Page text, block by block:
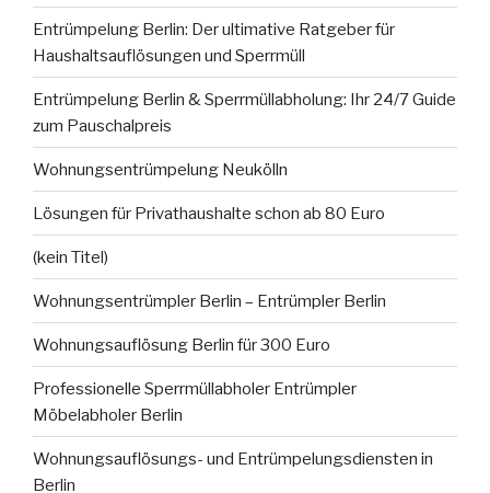
Entrümpelung Berlin: Der ultimative Ratgeber für
Haushaltsauflösungen und Sperrmüll
Entrümpelung Berlin & Sperrmüllabholung: Ihr 24/7 Guide
zum Pauschalpreis
Wohnungsentrümpelung Neukölln
Lösungen für Privathaushalte schon ab 80 Euro
(kein Titel)
Wohnungsentrümpler Berlin – Entrümpler Berlin
Wohnungsauflösung Berlin für 300 Euro
Professionelle Sperrmüllabholer Entrümpler
Möbelabholer Berlin
Wohnungsauflösungs- und Entrümpelungsdiensten in
Berlin